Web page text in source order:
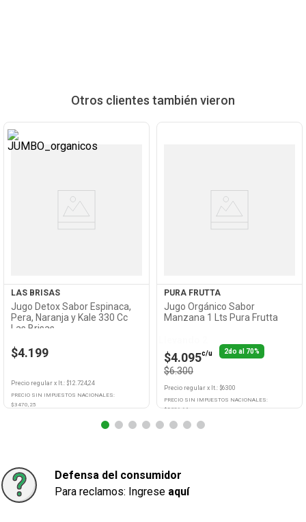
Otros clientes también vieron
Ver
Producto
LAS BRISAS
Jugo Detox Sabor Espinaca,
Pera, Naranja y Kale 330 Cc
Las Brisas
$4.199
Precio regular x lt.: $12.724,24
PRECIO SIN IMPUESTOS NACIONALES:
$3470,25
Ver
Producto
PURA FRUTTA
Jugo Orgánico Sabor
Manzana 1 Lts Pura Frutta
$4.095c/u 2do al 70%
$6.300
Precio regular x lt.: $6300
PRECIO SIN IMPUESTOS NACIONALES:
$5206,61
Defensa del consumidor
Para reclamos: Ingrese aquí